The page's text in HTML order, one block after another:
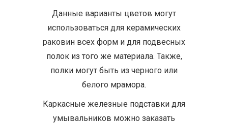
Данные варианты цветов могут
использоваться для керамических
раковин всех форм и для подвесных
полок из того же материала. Также,
полки могут быть из черного или
белого мрамора.
Каркасные железные подставки для
умывальников можно заказать